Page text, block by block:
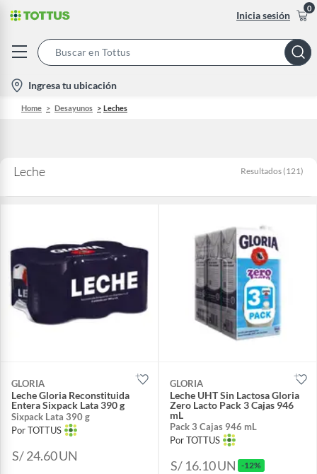
Inicia sesión
0
Bar
location-
icon
Ingresa tu ubicación
Home Desayunos Leches
Leche Resultados (121)
GLORIA
Leche Gloria Reconstituida
Entera Sixpack Lata 390 g
Sixpack Lata 390 g
Por TOTTUS
S/ 24.60UN
GLORIA
Leche UHT Sin Lactosa Gloria
Zero Lacto Pack 3 Cajas 946
mL
Pack 3 Cajas 946 mL
Por TOTTUS
S/ 16.10UN -12%